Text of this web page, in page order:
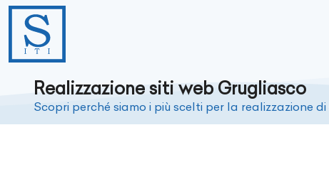
Realizzazione siti web Grugliasco
Scopri perché siamo i più scelti per la realizzazione di